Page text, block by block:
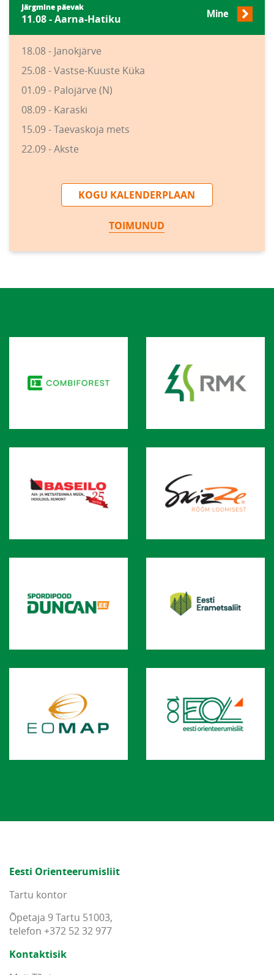
Järgmine päevak
11.08 - Aarna-Hatiku Mine
18.08 - Janokjärve
25.08 - Vastse-Kuuste Küka
01.09 - Palojärve (N)
08.09 - Karaski
15.09 - Taevaskoja mets
22.09 - Akste
KOGU KALENDERPLAAN
TOIMUNUD
Eesti Orienteerumisliit
Tartu kontor
Õpetaja 9 Tartu 51003,
telefon +372 52 32 977
Kontaktisik